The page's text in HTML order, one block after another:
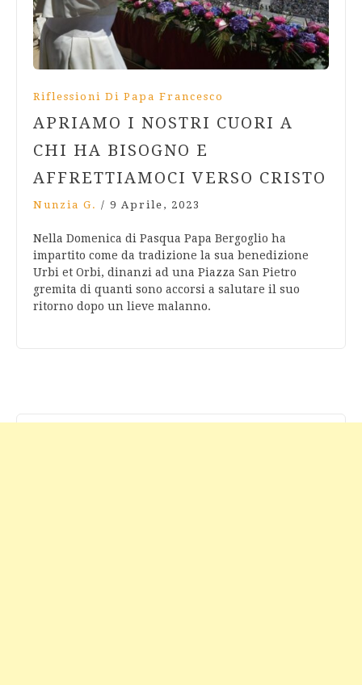
Riflessioni Di Papa Francesco
APRIAMO I NOSTRI CUORI A
CHI HA BISOGNO E
AFFRETTIAMOCI VERSO CRISTO
Nunzia G. / 9 Aprile, 2023
Nella Domenica di Pasqua Papa Bergoglio ha
impartito come da tradizione la sua benedizione
Urbi et Orbi, dinanzi ad una Piazza San Pietro
gremita di quanti sono accorsi a salutare il suo
ritorno dopo un lieve malanno.